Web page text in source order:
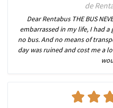
de
Dear Rentabus THE BUS
embarrassed in my life, I had
no bus. And no means of
day was ruined and cost me a